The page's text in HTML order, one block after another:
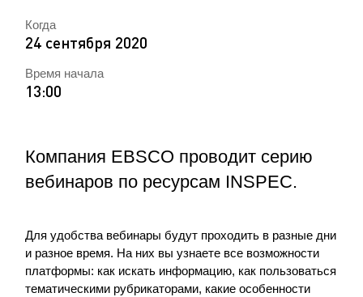
Компания EBSCO проводит серию
вебинаров по ресурсам INSPEC.
Для удобства вебинары будут проходить в разные дни
и разное время. На них вы узнаете все возможности
платформы: как искать информацию, как пользоваться
тематическими рубрикаторами, какие особенности
Когда
24 сентября 2020
Время начала
13:00